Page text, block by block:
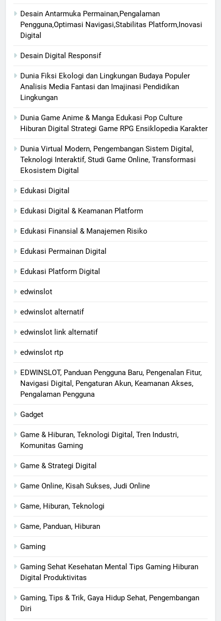
Desain Antarmuka Permainan,Pengalaman
Pengguna,Optimasi Navigasi,Stabilitas Platform,Inovasi
Digital
Desain Digital Responsif
Dunia Fiksi Ekologi dan Lingkungan Budaya Populer
Analisis Media Fantasi dan Imajinasi Pendidikan
Lingkungan
Dunia Game Anime & Manga Edukasi Pop Culture
Hiburan Digital Strategi Game RPG Ensiklopedia Karakter
Dunia Virtual Modern, Pengembangan Sistem Digital,
Teknologi Interaktif, Studi Game Online, Transformasi
Ekosistem Digital
Edukasi Digital
Edukasi Digital & Keamanan Platform
Edukasi Finansial & Manajemen Risiko
Edukasi Permainan Digital
Edukasi Platform Digital
edwinslot
edwinslot alternatif
edwinslot link alternatif
edwinslot rtp
EDWINSLOT, Panduan Pengguna Baru, Pengenalan Fitur,
Navigasi Digital, Pengaturan Akun, Keamanan Akses,
Pengalaman Pengguna
Gadget
Game & Hiburan, Teknologi Digital, Tren Industri,
Komunitas Gaming
Game & Strategi Digital
Game Online, Kisah Sukses, Judi Online
Game, Hiburan, Teknologi
Game, Panduan, Hiburan
Gaming
Gaming Sehat Kesehatan Mental Tips Gaming Hiburan
Digital Produktivitas
Gaming, Tips & Trik, Gaya Hidup Sehat, Pengembangan
Diri